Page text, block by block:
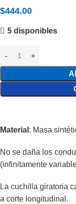
$444.00
5 disponibles
Material : Masa
No se daña los
(infinitamente
La cuchilla giratoria
a corte longitudinal.